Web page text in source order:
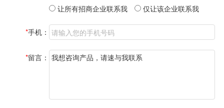
让所有招商企业联系我
仅让该企业联系我
*手机：
*留言：